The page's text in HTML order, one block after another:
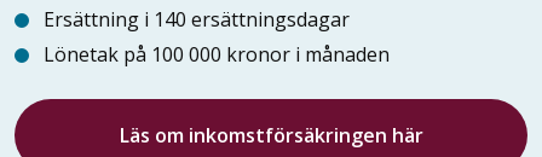
Ersättning i 140 ersättningsdagar
Lönetak på 100 000 kronor i månaden
Läs om inkomstförsäkringen här